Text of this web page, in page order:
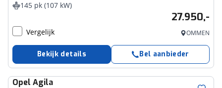
145 pk (107 kW)
27.950,-
Vergelijk OMMEN
Bekijk details Bel aanbieder
Opel Agila